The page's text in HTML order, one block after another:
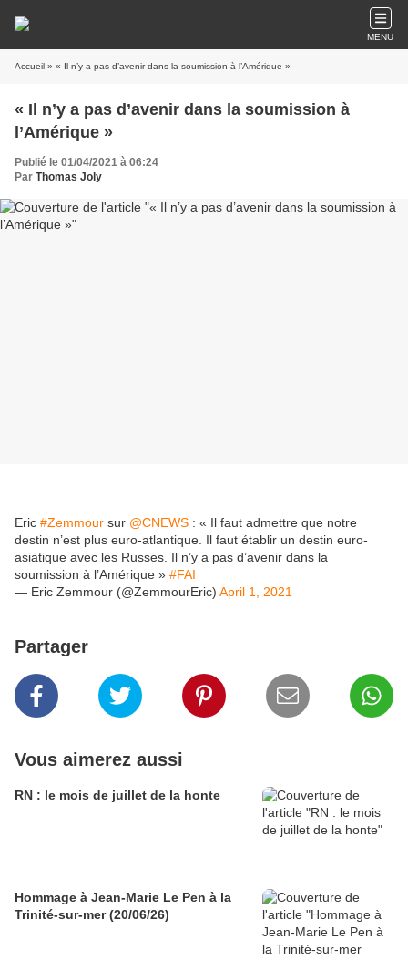
MENU
Accueil » « Il n’y a pas d’avenir dans la soumission à l’Amérique »
« Il n’y a pas d’avenir dans la soumission à
l’Amérique »
Publié le 01/04/2021 à 06:24
Par Thomas Joly
Eric #Zemmour sur @CNEWS : « Il faut admettre que notre
destin n’est plus euro-atlantique. Il faut établir un destin euro-
asiatique avec les Russes. Il n’y a pas d’avenir dans la
soumission à l’Amérique » #FAI
— Eric Zemmour (@ZemmourEric) April 1, 2021
Partager
Vous aimerez aussi
RN : le mois de juillet de la honte
Hommage à Jean-Marie Le Pen à la
Trinité-sur-mer (20/06/26)